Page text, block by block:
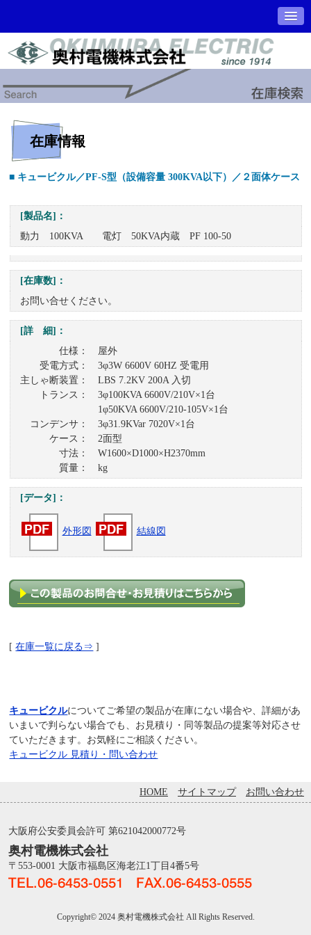
在庫情報
■ キュービクル／PF-S型（設備容量 300KVA以下）／２面体ケース
[製品名]：
動力 100KVA 電灯 50KVA内蔵 PF 100-50
[在庫数]：
お問い合せください。
[詳 細]：
仕様： 屋外
受電方式： 3φ3W 6600V 60HZ 受電用
主しゃ断装置： LBS 7.2KV 200A 入切
トランス： 3φ100KVA 6600V/210V×1台
1φ50KVA 6600V/210-105V×1台
コンデンサ： 3φ31.9KVar 7020V×1台
ケース： 2面型
寸法： W1600×D1000×H2370mm
質量： kg
[データ]：
外形図 結線図
[在庫一覧に戻る⇒ ]
キュービクルについてご希望の製品が在庫にない場合や、詳細があ
いまいで判らない場合でも、お見積り・同等製品の提案等対応させ
ていただきます。お気軽にご相談ください。
キュービクル 見積り・問い合わせ
HOME サイトマップ お問い合わせ
大阪府公安委員会許可 第621042000772号
奥村電機株式会社
〒553-0001 大阪市福島区海老江1丁目4番5号
Copyright© 2024 奥村電機株式会社 All Rights Reserved.